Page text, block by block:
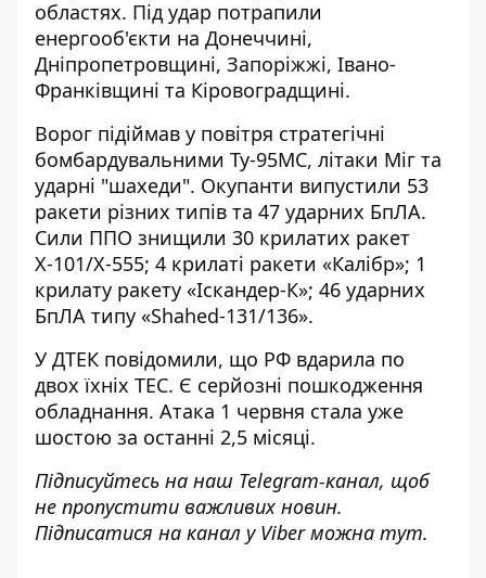
областях. Під удар потрапили
енергооб'єкти на Донеччині,
Дніпропетровщині, Запоріжжі, Івано-
Франківщині та Кіровоградщині.
Ворог підіймав у повітря стратегічні
бомбардувальними Ту-95МС, літаки Міг та
ударні "шахеди". Окупанти випустили 53
ракети різних типів та 47 ударних БпЛА.
Сили ППО знищили 30 крилатих ракет
Х-101/Х-555; 4 крилаті ракети «Калібр»; 1
крилату ракету «Іскандер-К»; 46 ударних
БпЛА типу «Shahed-131/136».
У ДТЕК повідомили, що РФ вдарила по
двох їхніх ТЕС. Є серйозні пошкодження
обладнання. Атака 1 червня стала уже
шостою за останні 2,5 місяці.
Підписуйтесь на наш Telegram-канал, щоб
не пропустити важливих новин.
Підписатися на канал у Viber можна тут.